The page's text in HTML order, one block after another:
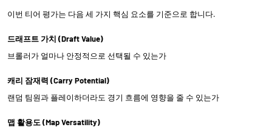
이번 티어 평가는 다음 세 가지 핵심 요소를 기준으로 합니다.
드래프트 가치 (Draft Value)
브롤러가 얼마나 안정적으로 선택될 수 있는가
캐리 잠재력 (Carry Potential)
랜덤 팀원과 플레이하더라도 경기 흐름에 영향을 줄 수 있는가
맵 활용도 (Map Versatility)